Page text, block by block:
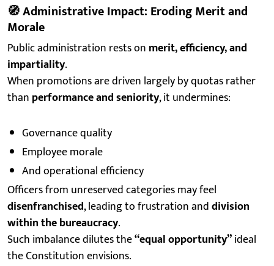
🧭Administrative Impact: Eroding Merit and
Morale
Public administration rests on merit, efficiency, and
impartiality.
When promotions are driven largely by quotas rather
than performance and seniority, it undermines:
Governance quality
Employee morale
And operational efficiency
Officers from unreserved categories may feel
disenfranchised, leading to frustration anddivision
within the bureaucracy.
Such imbalance dilutes the“equal opportunity”ideal
the Constitution envisions.